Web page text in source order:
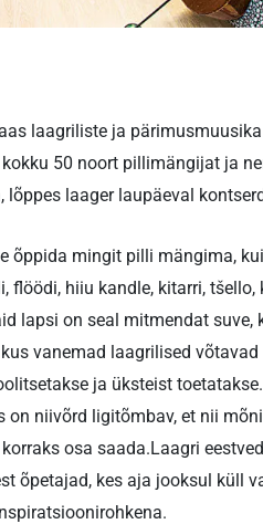
laagriliste ja
50 noort pillimängijat ja
laager laupäeval
õppida mingit pilli mängima,
hiiu kandle, kitarri, tšello,
lapsi on seal mitmendat suve,
vanemad laagrilised
ja üksteist
niivõrd ligitõmbav, et nii
osa saada.Laagri
õpetajad, kes aja jooksul küll